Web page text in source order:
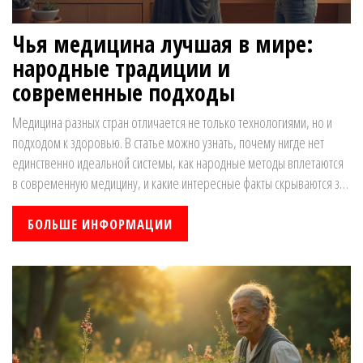
Чья медицина лучшая в мире:
народные традиции и
современные подходы
Медицина разных стран отличается не только технологиями, но и
подходом к здоровью. В статье можно узнать, почему нигде нет
единственно идеальной системы, как народные методы вплетаются
в современную медицину, и какие интересные факты скрываются за
привычными таблетками и травами. Практичные советы помогут
найти баланс между традиционным и научным лечением. Будет
интересно тем, кто ищет свой путь к здоровью без крайностей.
БОЛЬШЕ ИНФОРМАЦИИ